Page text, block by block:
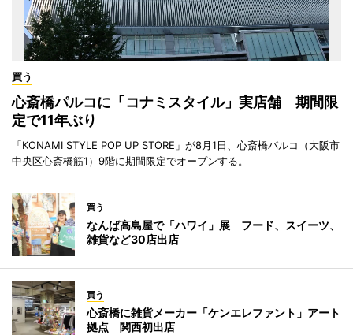
買う
心斎橋パルコに「コナミスタイル」実店舗 期間限
定で11年ぶり
「KONAMI STYLE POP UP STORE」が8月1日、心斎橋パルコ（大阪市
中央区心斎橋筋1）9階に期間限定でオープンする。
買う
なんば高島屋で「ハワイ」展 フード、スイーツ、
雑貨など30店出店
買う
心斎橋に雑貨メーカー「ケンエレファント」アート
拠点 関西初出店